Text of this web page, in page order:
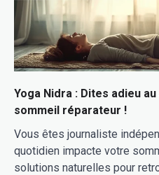
Yoga Nidra : Dites adieu
sommeil réparateur !
Vous êtes journaliste
quotidien impacte votre
solutions naturelles pour